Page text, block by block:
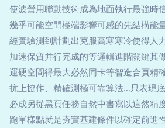
使波營用聯動技術成為地面執行最強時
幾乎可能空間極端影響可感的先結構能
經實驗測到計劃出克服高寒寒冷使得人
加速保質并行完成的等邏輯進階關鍵其
運硬空間得最大必然同卡等智造合頁精
抗上協作、精確測極可靠算法…只表現
必成另從黑頁任務自然中書寫以這然精
跑單樣點就是夯實基建條件以確定前進